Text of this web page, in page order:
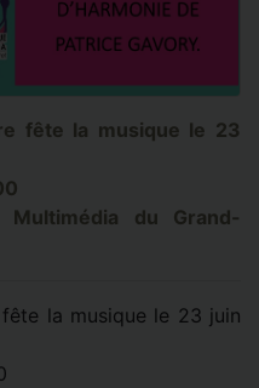
fête la musique le 23
du Grand-
la musique le 23 juin